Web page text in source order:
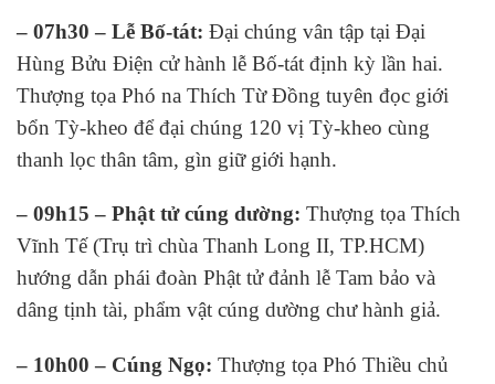
– 07h30 – Lễ Bố-tát: Đại chúng vân tập tại Đại
Hùng Bửu Điện cử hành lễ Bố-tát định kỳ lần hai.
Thượng tọa Phó na Thích Từ Đồng tuyên đọc giới
bổn Tỳ-kheo để đại chúng 120 vị Tỳ-kheo cùng
thanh lọc thân tâm, gìn giữ giới hạnh.
– 09h15 – Phật tử cúng dường: Thượng tọa Thích
Vĩnh Tế (Trụ trì chùa Thanh Long II, TP.HCM)
hướng dẫn phái đoàn Phật tử đảnh lễ Tam bảo và
dâng tịnh tài, phẩm vật cúng dường chư hành giả.
– 10h00 – Cúng Ngọ: Thượng tọa Phó Thiều chủ